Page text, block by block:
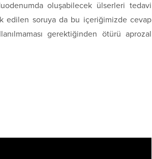
oluşabilecek ülserleri tedavi
edilen soruya da bu içeriğimizde cevap
gerektiğinden ötürü aprozal